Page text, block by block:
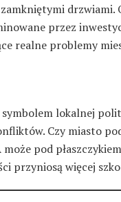
drzwiami.
przez
realne problemy
symbolem lokalnej
Czy miasto
może pod
przyniosą więcej